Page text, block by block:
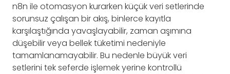
n8n ile otomasyon kurarken küçük veri setlerinde
sorunsuz çalışan bir akış, binlerce kayıtla
karşılaştığında yavaşlayabilir, zaman aşımına
düşebilir veya bellek tüketimi nedeniyle
tamamlanamayabilir. Bu nedenle büyük veri
setlerini tek seferde işlemek yerine kontrollü